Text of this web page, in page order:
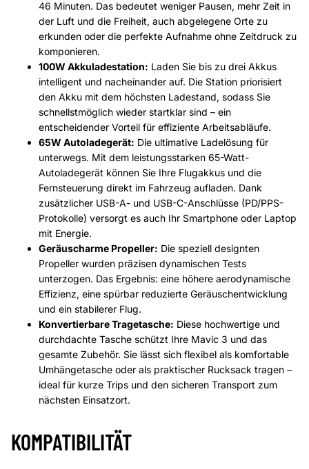
46 Minuten. Das bedeutet weniger Pausen, mehr Zeit in
der Luft und die Freiheit, auch abgelegene Orte zu
erkunden oder die perfekte Aufnahme ohne Zeitdruck zu
komponieren.
100W Akkuladestation: Laden Sie bis zu drei Akkus
intelligent und nacheinander auf. Die Station priorisiert
den Akku mit dem höchsten Ladestand, sodass Sie
schnellstmöglich wieder startklar sind – ein
entscheidender Vorteil für effiziente Arbeitsabläufe.
65W Autoladegerät: Die ultimative Ladelösung für
unterwegs. Mit dem leistungsstarken 65-Watt-
Autoladegerät können Sie Ihre Flugakkus und die
Fernsteuerung direkt im Fahrzeug aufladen. Dank
zusätzlicher USB-A- und USB-C-Anschlüsse (PD/PPS-
Protokolle) versorgt es auch Ihr Smartphone oder Laptop
mit Energie.
Geräuscharme Propeller: Die speziell designten
Propeller wurden präzisen dynamischen Tests
unterzogen. Das Ergebnis: eine höhere aerodynamische
Effizienz, eine spürbar reduzierte Geräuschentwicklung
und ein stabilerer Flug.
Konvertierbare Tragetasche: Diese hochwertige und
durchdachte Tasche schützt Ihre Mavic 3 und das
gesamte Zubehör. Sie lässt sich flexibel als komfortable
Umhängetasche oder als praktischer Rucksack tragen –
ideal für kurze Trips und den sicheren Transport zum
nächsten Einsatzort.
KOMPATIBILITÄT